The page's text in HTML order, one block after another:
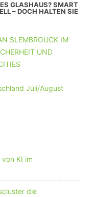
GLASHAUS? SMART
– DOCH HALTEN SIE
SLEMBROUCK IM
UND
KI im
die